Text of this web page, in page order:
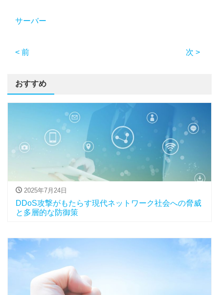
サーバー
< 前 次 >
おすすめ
2025年7月24日
DDoS攻撃がもたらす現代ネットワーク社会への脅威
と多層的な防御策